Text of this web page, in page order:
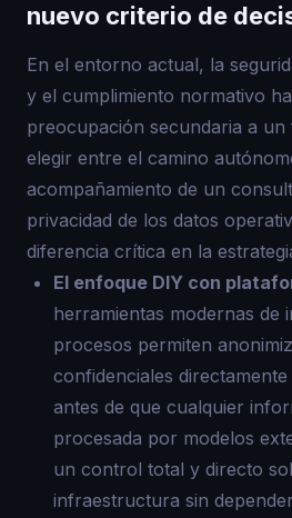
nuevo criterio de
En el entorno actual, la
y el cumplimiento normativo
preocupación secundaria a
elegir entre el camino
acompañamiento de un
privacidad de los datos
diferencia crítica en la
El enfoque DIY con
herramientas modernas de
procesos permiten
confidenciales
antes de que cualquier
procesada por modelos
un control total y directo
infraestructura sin